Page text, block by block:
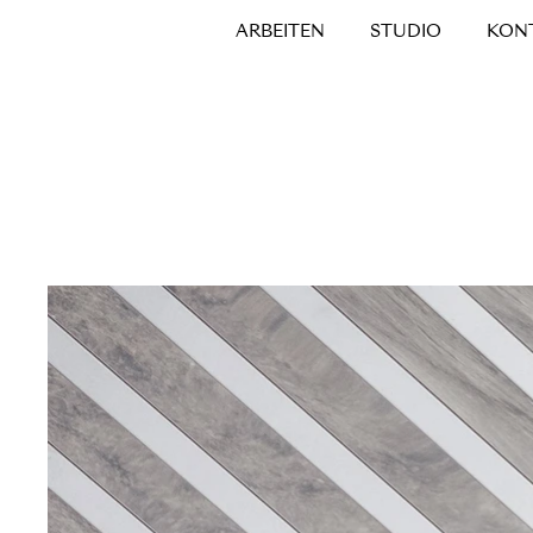
ARBEITEN STUDIO